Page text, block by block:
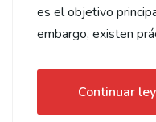
es el objetivo
embargo, existen
Continuar